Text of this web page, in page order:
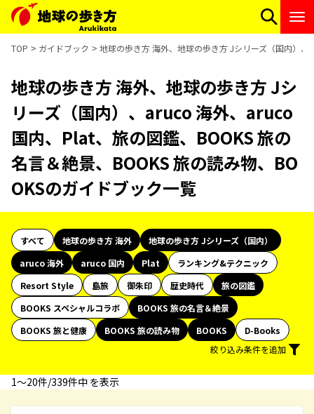
TOP ガイドブック 地球の歩き方 海外、地球の歩き方 Jシリーズ（国内）
地球の歩き方 海外、地球の歩き方 Jシ
リーズ（国内）、aruco 海外、aruco
国内、Plat、旅の図鑑、BOOKS 旅の
名言＆絶景、BOOKS 旅の読み物、BO
OKSのガイドブック一覧
すべて 地球の歩き方 海外
地球の歩き方 Jシリーズ（国内）
aruco 海外
aruco 国内 Plat
ランキング&テクニック
Resort Style
島旅 御朱印 歴史時代
旅の図鑑
BOOKS スペシャルコラボ
BOOKS 旅の名言＆絶景
BOOKS 旅と健康
BOOKS 旅の読み物 BOOKS
D-Books
絞り込み条件を追加
1〜20件/339件中 を表示